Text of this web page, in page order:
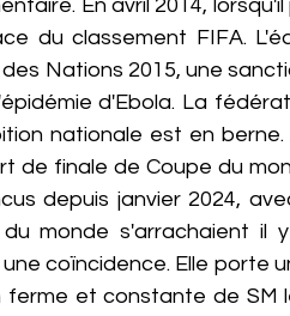
En avril 2014,
du classement FIFA.
Nations 2015, une
d'Ebola. La
nationale est en berne.
de finale de Coupe du
depuis janvier 2024,
monde s'arrachaient il
coïncidence. Elle porte
et constante de SM